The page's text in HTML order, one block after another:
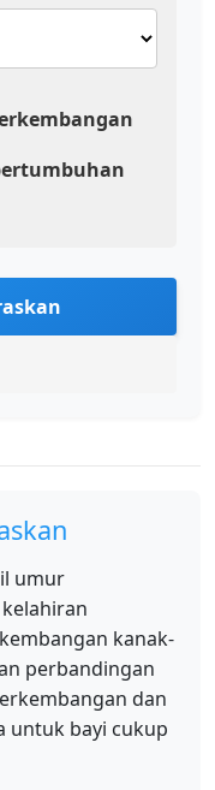
umur
kanak-
perbandingan
dan
untuk bayi cukup